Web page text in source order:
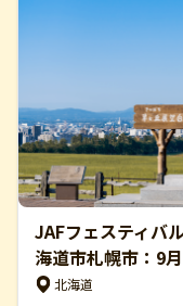
JAFフェスティバ
海道市札幌市：9
北海道